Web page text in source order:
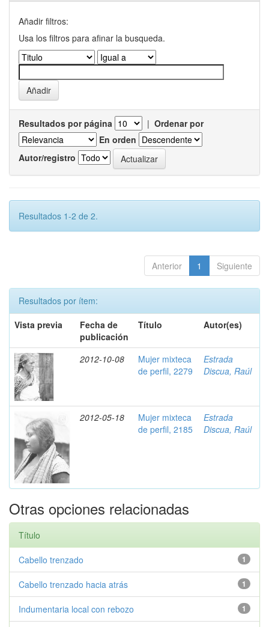
Añadir filtros:
Usa los filtros para afinar la busqueda.
Resultados por página | Ordenar por
En orden
Autor/registro
Resultados 1-2 de 2.
Anterior 1 Siguiente
Resultados por ítem:
Vista previa
Fecha de
publicación
Título Autor(es)
2012-10-08
Mujer mixteca
de perfil, 2279
Estrada
Discua, Raúl
2012-05-18
Mujer mixteca
de perfil, 2185
Estrada
Discua, Raúl
Otras opciones relacionadas
Título
1
Cabello trenzado
1
Cabello trenzado hacia atrás
1
Indumentaria local con rebozo